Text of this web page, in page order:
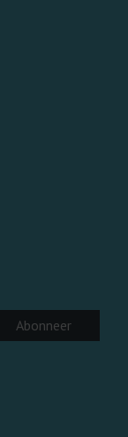
Abonneer